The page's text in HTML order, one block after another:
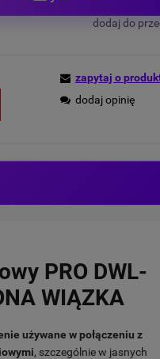
dodaj do
zapytaj o
dodaj opinię
PRO DWL-
WIĄZKA
używane w połączeniu z
, szczególnie w jasnych